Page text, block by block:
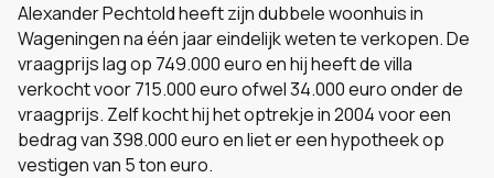
Alexander Pechtold heeft zijn dubbele woonhuis in
Wageningen na één jaar eindelijk weten te verkopen. De
vraagprijs lag op 749.000 euro en hij heeft de villa
verkocht voor 715.000 euro ofwel 34.000 euro onder de
vraagprijs. Zelf kocht hij het optrekje in 2004 voor een
bedrag van 398.000 euro en liet er een hypotheek op
vestigen van 5 ton euro.